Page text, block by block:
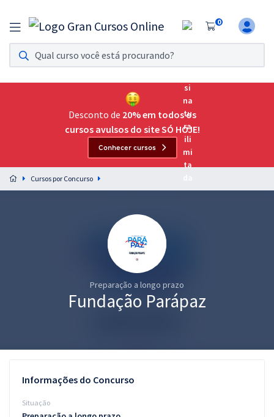
0
Assinatura Ilimitada 11
Acesso a todos os cursos. Teste grátis por 7 dias!
Assinatura OAB Até Passar
Acesso ilimitado a toda preparação para o Exame da
Preparação completa e intensiva para as principais
residências em saúde do Brasil
Questões grátis
Desconto de 20% em todos os
cursos avulsos do site SÓ HOJE!
Conhecer cursos
Cursos por Concurso
Preparação a longo prazo
Fundação Parápaz
Informações do Concurso
Situação